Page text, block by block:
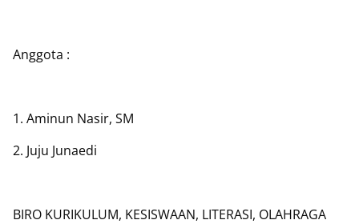
Anggota :
1. Aminun Nasir, SM
2. Juju Junaedi
BIRO KURIKULUM, KESISWAAN, LITERASI, OLAHRAGA